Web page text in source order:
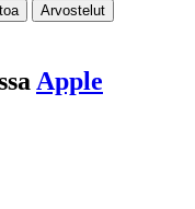
Arvostelut
Apple